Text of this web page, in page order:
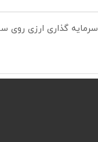
سرمایه گذاری ارزی روی